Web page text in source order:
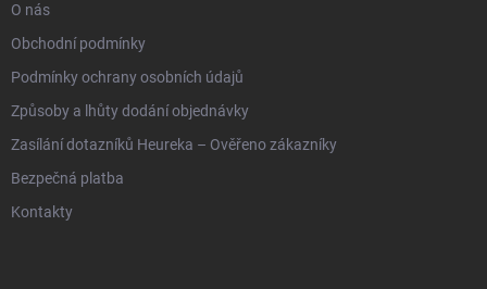
O nás
Obchodní podmínky
Podmínky ochrany osobních údajů
Způsoby a lhůty dodání objednávky
Zasílání dotazníků Heureka – Ověřeno zákazníky
Bezpečná platba
Kontakty